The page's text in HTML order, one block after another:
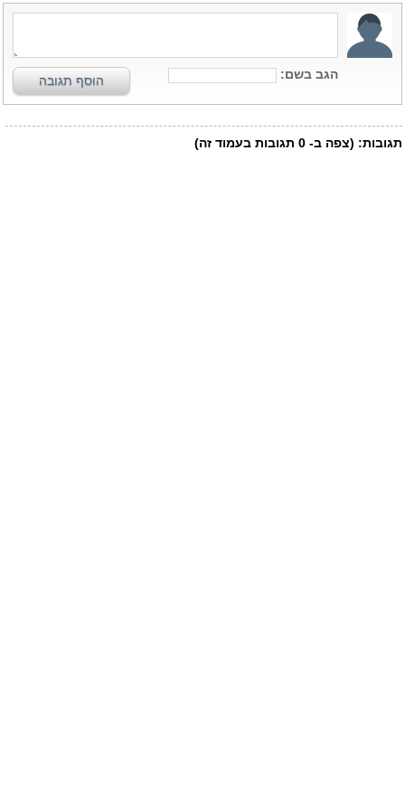
הגב בשם: הוסף תגובה
תגובות: (צפה ב- 0 תגובות בעמוד זה)